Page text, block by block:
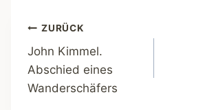
Beitragsnavigation
ZURÜCK
John Kimmel.
Abschied eines
Wanderschäfers